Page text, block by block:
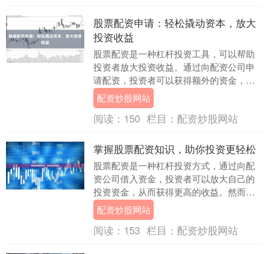
股票配资申请：轻松撬动资本，放大
投资收益
股票配资是一种杠杆投资工具，可以帮助
投资者放大投资收益。通过向配资公司申
请配资，投资者可以获得额外的资金，从
而购买更多股票，增加投资规模。 股票配
资申请流程相对....
配资炒股网站
阅读： 150 栏目： 配资炒股网站
掌握股票配资知识，助你投资更轻松
股票配资是一种杠杆投资方式，通过向配
资公司借入资金，投资者可以放大自己的
投资资金，从而获得更高的收益。然而，
股票配资也存在一定的风险，因此投资者
在参与之前，必须....
配资炒股网站
阅读： 153 栏目： 配资炒股网站